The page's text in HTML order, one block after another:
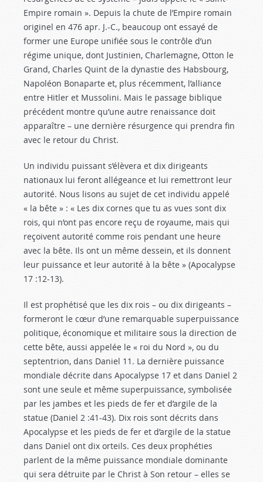
Empire romain ». Depuis la chute de l’Empire romain
originel en 476 apr. J.-C., beaucoup ont essayé de
former une Europe unifiée sous le contrôle d’un
régime unique, dont Justinien, Charlemagne, Otton le
Grand, Charles Quint de la dynastie des Habsbourg,
Napoléon Bonaparte et, plus récemment, l’alliance
entre Hitler et Mussolini. Mais le passage biblique
précédent montre qu’une autre renaissance doit
apparaître – une dernière résurgence qui prendra fin
avec le retour du Christ.
Un individu puissant s’élèvera et dix dirigeants
nationaux lui feront allégeance et lui remettront leur
autorité. Nous lisons au sujet de cet individu appelé
« la bête » : « Les dix cornes que tu as vues sont dix
rois, qui n’ont pas encore reçu de royaume, mais qui
reçoivent autorité comme rois pendant une heure
avec la bête. Ils ont un même dessein, et ils donnent
leur puissance et leur autorité à la bête » (Apocalypse
17 :12-13).
Il est prophétisé que les dix rois – ou dix dirigeants –
formeront le cœur d’une remarquable superpuissance
politique, économique et militaire sous la direction de
cette bête, aussi appelée le « roi du Nord », ou du
septentrion, dans Daniel 11 . La dernière puissance
mondiale décrite dans Apocalypse 17 et dans Daniel 2
sont une seule et même superpuissance, symbolisée
par les jambes et les pieds de fer et d’argile de la
statue (Daniel 2 :41-43). Dix rois sont décrits dans
Apocalypse et les pieds de fer et d’argile de la statue
dans Daniel ont dix orteils. Ces deux prophéties
parlent de la même puissance mondiale dominante
qui sera détruite par le Christ à Son retour – elles se